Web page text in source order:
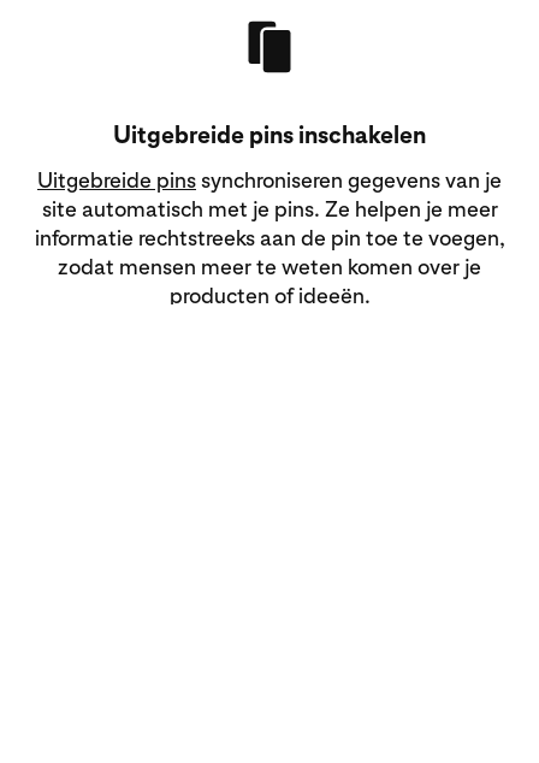
Uitgebreide pins inschakelen
Uitgebreide pinssynchroniseren gegevens van je
site automatisch met je pins. Ze helpen je meer
informatie rechtstreeks aan de pin toe te voegen,
zodat mensen meer te weten komen over je
producten of ideeën.